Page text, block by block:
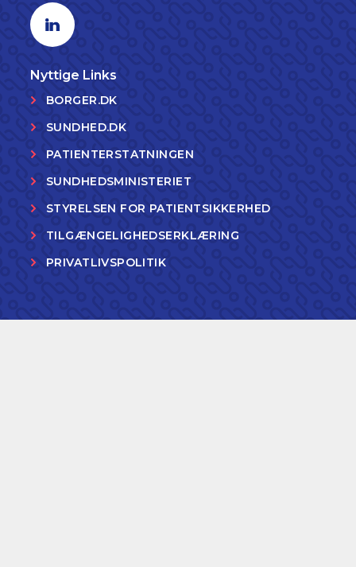
Linkedin profil
Nyttige Links
BORGER.DK
SUNDHED.DK
PATIENTERSTATNINGEN
SUNDHEDSMINISTERIET
STYRELSEN FOR PATIENTSIKKERHED
TILGÆNGELIGHEDSERKLÆRING
PRIVATLIVSPOLITIK